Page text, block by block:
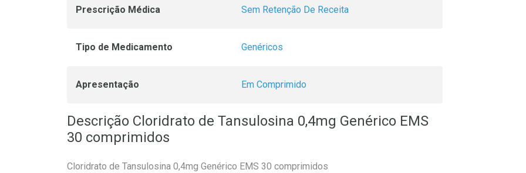
Prescrição Médica Sem Retenção De Receita
Tipo de Medicamento Genéricos
Apresentação Em Comprimido
Descrição Cloridrato de Tansulosina 0,4mg Genérico EMS
30 comprimidos
Cloridrato de Tansulosina 0,4mg Genérico EMS 30 comprimidos